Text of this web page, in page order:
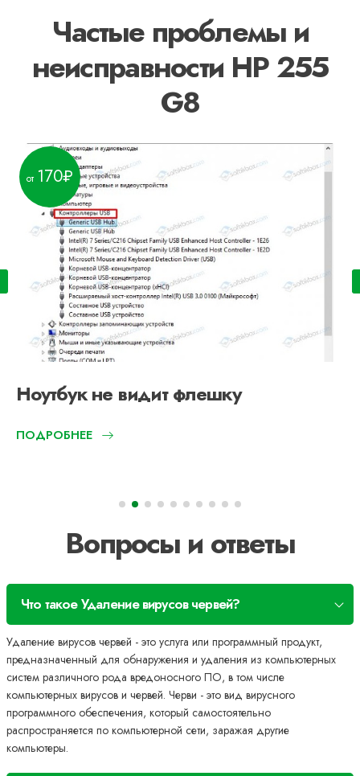
Частые проблемы и
неисправности HP 255
G8
Ноутбук не видит флешку
170
ПОДРОБНЕЕ
Вопросы и ответы
Что такое Удаление вирусов червей?
Удаление вирусов червей - это услуга или программный продукт,
предназначенный для обнаружения и удаления из компьютерных
систем различного рода вредоносного ПО, в том числе
компьютерных вирусов и червей. Черви - это вид вирусного
программного обеспечения, который самостоятельно
распространяется по компьютерной сети, заражая другие
компьютеры.